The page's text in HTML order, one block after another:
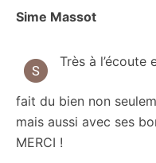
Sime Massot
Très à l’écoute
fait du bien non
mais aussi avec ses
MERCI !